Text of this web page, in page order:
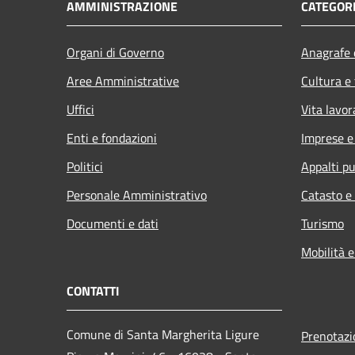
AMMINISTRAZIONE
Organi di Governo
Aree Amministrative
Uffici
Enti e fondazioni
Politici
Personale Amministrativo
Documenti e dati
Cultura
Vita
Imprese
Appalti
Catasto
Turismo
Mobilità
CONTATTI
Comune di Santa Margherita Ligure